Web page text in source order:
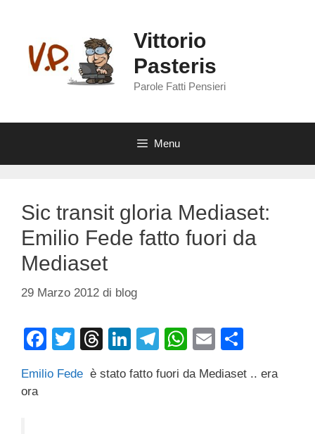
contenuto
Vittorio
Pasteris
Parole Fatti Pensieri
Menu
Sic transit gloria Mediaset:
Emilio Fede fatto fuori da
Mediaset
29 Marzo 2012 di blog
F
c
T
tt
T
e
Li
k
T
e
W
at
E
ail n
Emilio Fede è stato fatto fuori da Mediaset .. era
ora